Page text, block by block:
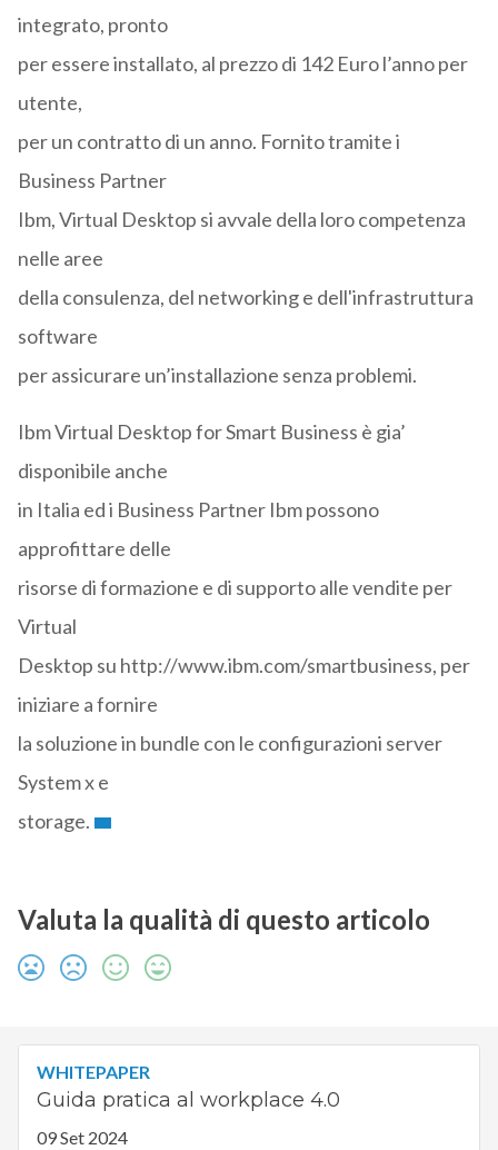
integrato, pronto
per essere installato, al prezzo di 142 Euro l’anno per
utente,
per un contratto di un anno. Fornito tramite i
Business Partner
Ibm, Virtual Desktop si avvale della loro competenza
nelle aree
della consulenza, del networking e dell'infrastruttura
software
per assicurare un’installazione senza problemi.
Ibm Virtual Desktop for Smart Business è gia’
disponibile anche
in Italia ed i Business Partner Ibm possono
approfittare delle
risorse di formazione e di supporto alle vendite per
Virtual
Desktop su http://www.ibm.com/smartbusiness, per
iniziare a fornire
la soluzione in bundle con le configurazioni server
System x e
storage.
Valuta la qualità di questo articolo
WHITEPAPER
Guida pratica al workplace 4.0
09 Set 2024